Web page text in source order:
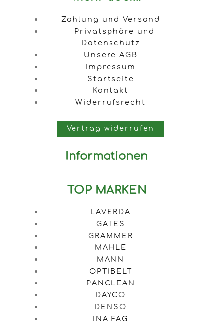
Zahlung und Versand
Privatsphäre und
Datenschutz
Unsere AGB
Impressum
Startseite
Kontakt
Widerrufsrecht
Vertrag widerrufen
Informationen
TOP MARKEN
LAVERDA
GATES
GRAMMER
MAHLE
MANN
OPTIBELT
PANCLEAN
DAYCO
DENSO
INA FAG